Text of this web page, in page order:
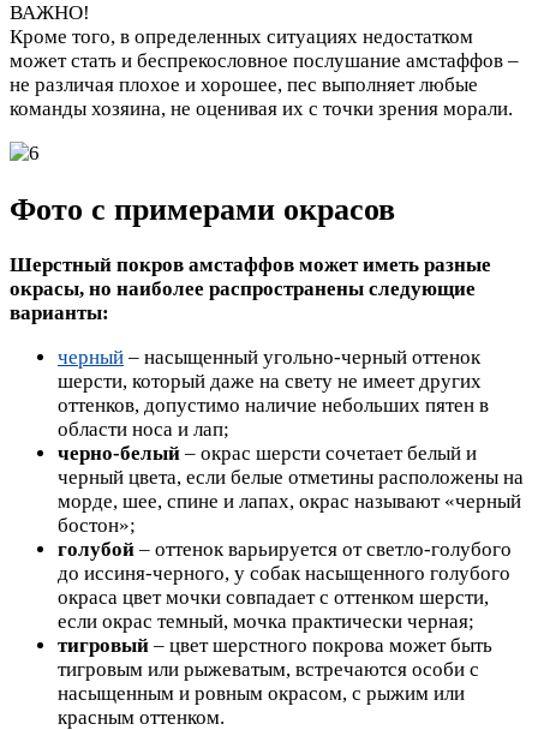
ВАЖНО!
Кроме того, в определенных ситуациях недостатком
может стать и беспрекословное послушание амстаффов –
не различая плохое и хорошее, пес выполняет любые
команды хозяина, не оценивая их с точки зрения морали.
Фото с примерами окрасов
Шерстный покров амстаффов может иметь разные
окрасы, но наиболее распространены следующие
варианты:
черный – насыщенный угольно-черный оттенок
шерсти, который даже на свету не имеет других
оттенков, допустимо наличие небольших пятен в
области носа и лап;
черно-белый – окрас шерсти сочетает белый и
черный цвета, если белые отметины расположены на
морде, шее, спине и лапах, окрас называют «черный
бостон»;
голубой – оттенок варьируется от светло-голубого
до иссиня-черного, у собак насыщенного голубого
окраса цвет мочки совпадает с оттенком шерсти,
если окрас темный, мочка практически черная;
тигровый – цвет шерстного покрова может быть
тигровым или рыжеватым, встречаются особи с
насыщенным и ровным окрасом, с рыжим или
красным оттенком.